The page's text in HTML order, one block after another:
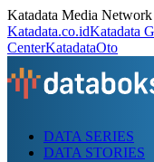
Katadata Media Network
Katadata.co.idKatadata
CenterKatadataOto
DATA SERIES
DATA STORIES